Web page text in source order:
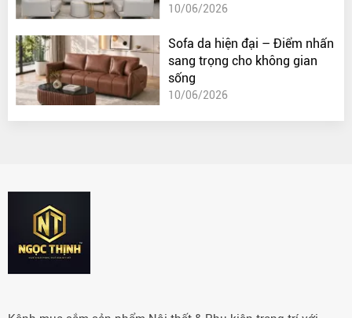
10/06/2026
Sofa da hiện đại – Điểm nhấn
sang trọng cho không gian
sống
10/06/2026